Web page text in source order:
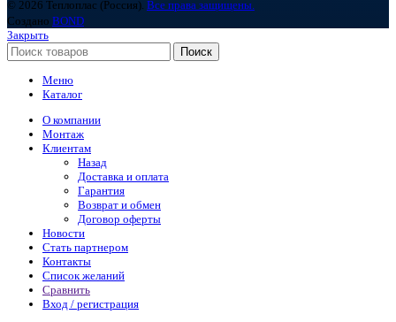
© 2026 Теплоплас (Россия). Все права защищены.
Создано BOND
Закрыть
Поиск
Меню
Каталог
О компании
Монтаж
Клиентам
Назад
Доставка и оплата
Гарантия
Возврат и обмен
Договор оферты
Новости
Стать партнером
Контакты
Список желаний
Сравнить
Вход / регистрация